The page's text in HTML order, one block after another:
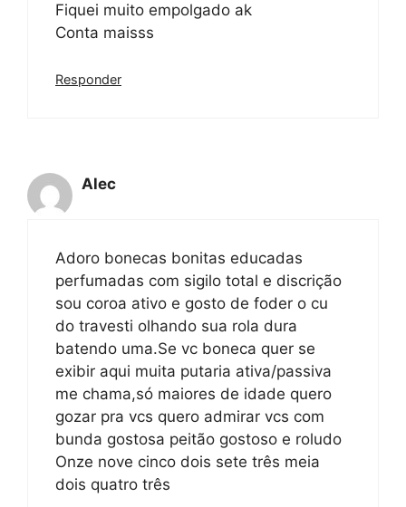
Fiquei muito empolgado ak
Conta maisss
Responder
Alec
Adoro bonecas bonitas educadas
perfumadas com sigilo total e discrição
sou coroa ativo e gosto de foder o cu
do travesti olhando sua rola dura
batendo uma.Se vc boneca quer se
exibir aqui muita putaria ativa/passiva
me chama,só maiores de idade quero
gozar pra vcs quero admirar vcs com
bunda gostosa peitão gostoso e roludo
Onze nove cinco dois sete três meia
dois quatro três